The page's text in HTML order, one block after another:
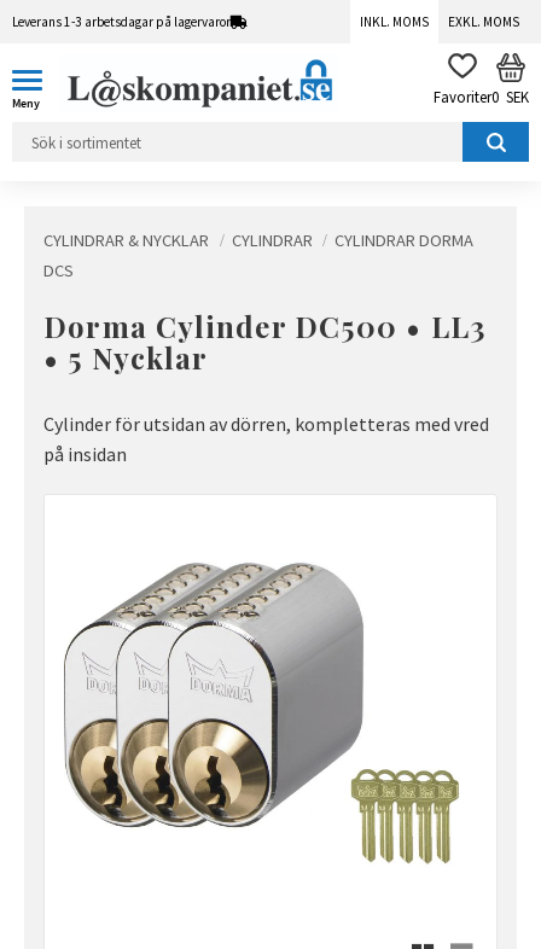
Leverans 1-3 arbetsdagar på lagervaror INKL. MOMS EXKL. MOMS
FAVORITER
0 SEK
CYLINDRAR & NYCKLAR CYLINDRAR
CYLINDRAR DORMA
DCS
Dorma Cylinder DC500 • LL3
• 5 Nycklar
Cylinder för utsidan av dörren, kompletteras med vred
på insidan